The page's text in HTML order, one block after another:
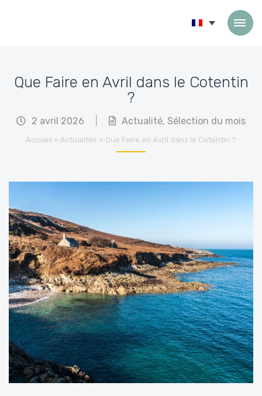
Que Faire en Avril dans le Cotentin
?
2 avril 2026 Actualité, Sélection du mois
Accueil » Actualités » Que Faire en Avril dans le Cotentin ?